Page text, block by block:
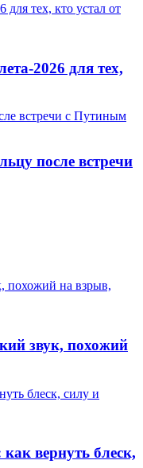
тех, кто устал от
2026 для тех,
встречи с Путиным
после встречи
похожий на взрыв,
звук, похожий
блеск, силу и
вернуть блеск,